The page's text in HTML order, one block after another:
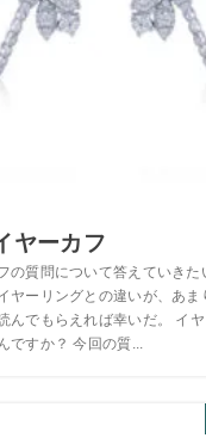
ヤーカフ
の質問について答えていきた
ヤーリングとの違いが、あま
んでもらえれば幸いだ。 イ
ですか？ 今回の質...